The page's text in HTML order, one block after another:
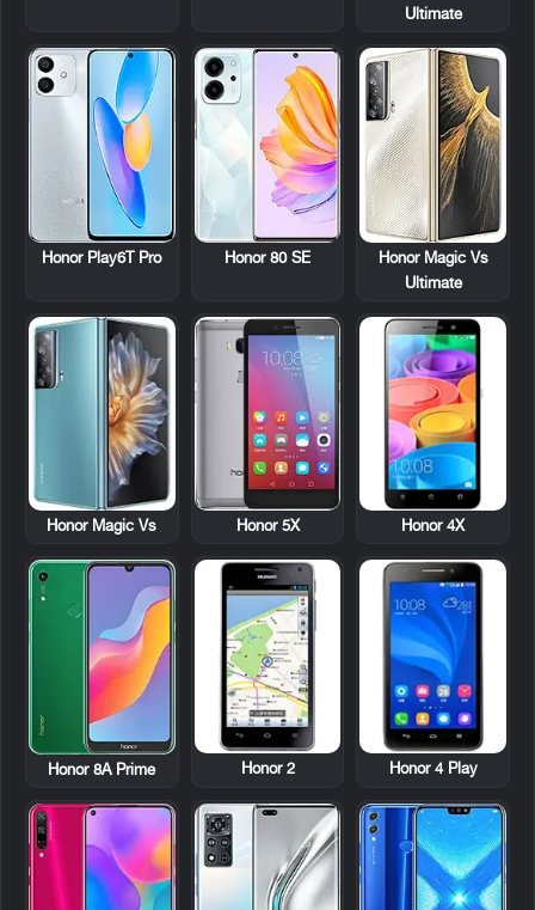
Ultimate
Honor Magic Vs
Ultimate
Honor 80 SE
Honor Play6T Pro
Honor 4X
Honor 5X
Honor Magic Vs
Honor 4 Play
Honor 2
Honor 8A Prime